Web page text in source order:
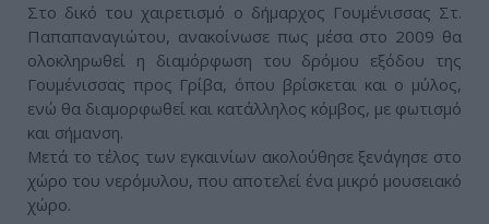
Στο δικό του χαιρετισμό ο δήμαρχος Γουμένισσας Στ.
Παπαπαναγιώτου, ανακοίνωσε πως μέσα στο 2009 θα
ολοκληρωθεί η διαμόρφωση του δρόμου εξόδου της
Γουμένισσας προς Γρίβα, όπου βρίσκεται και ο μύλος,
ενώ θα διαμορφωθεί και κατάλληλος κόμβος, με φωτισμό
και σήμανση.
Μετά το τέλος των εγκαινίων ακολούθησε ξενάγησε στο
χώρο του νερόμυλου, που αποτελεί ένα μικρό μουσειακό
χώρο.